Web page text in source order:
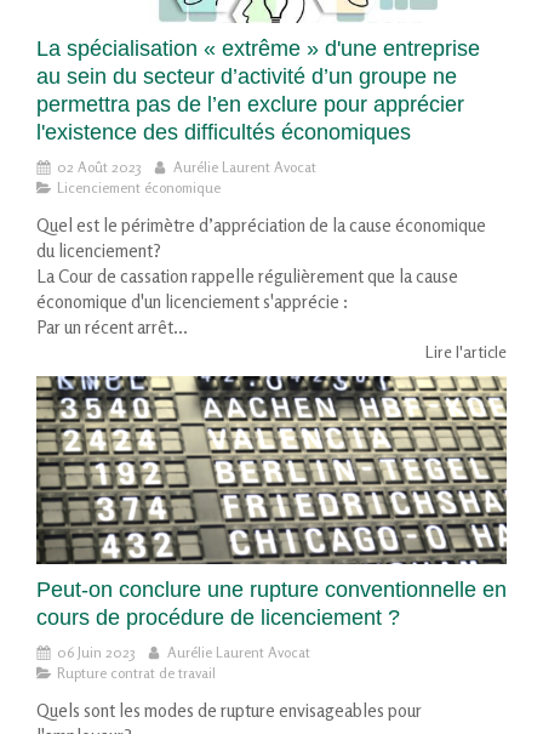
La spécialisation « extrême » d'une entreprise
au sein du secteur d’activité d’un groupe ne
permettra pas de l’en exclure pour apprécier
l'existence des difficultés économiques
02 Août 2023
Aurélie Laurent Avocat
Licenciement économique
Quel est le périmètre d’appréciation de la cause économique
du licenciement?
La Cour de cassation rappelle régulièrement que la cause
économique d'un licenciement s'apprécie :
Par un récent arrêt...
Lire l'article
Peut-on conclure une rupture conventionnelle en
cours de procédure de licenciement ?
06 Juin 2023
Aurélie Laurent Avocat
Rupture contrat de travail
Quels sont les modes de rupture envisageables pour